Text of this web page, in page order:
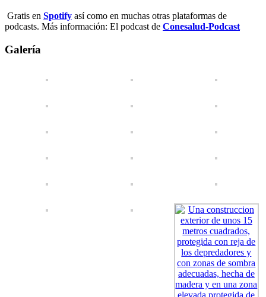
Gratis en Spotify así como en muchas otras plataformas de
podcasts. Más información: El podcast de Conesalud-Podcast
Galería